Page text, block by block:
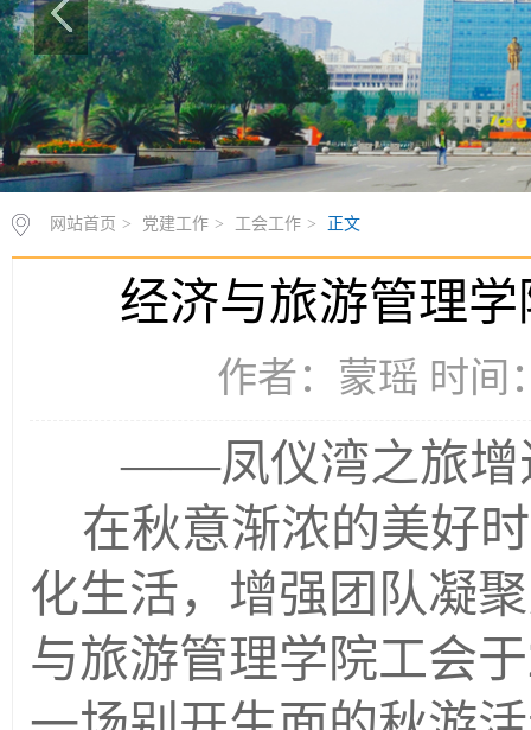
经济与旅游管理
作者：蒙瑶 时间
——凤仪湾之旅增
在秋意渐浓的美好
化生活，增强团队凝
与旅游管理学院工会于
一场别开生面的秋游